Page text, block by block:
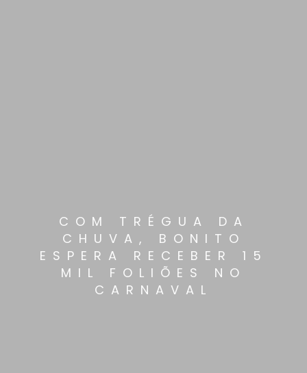
COM TRÉGUA DA
CHUVA, BONITO
ESPERA RECEBER 15
MIL FOLIÕES NO
CARNAVAL